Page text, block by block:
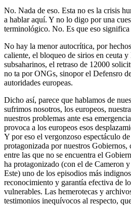
No. Nada de eso. Esta no es la crisis
a hablar aquí. Y no lo digo por una
terminológico. No. Es que eso significa
No hay la menor autocrítica, por
caliente, el bloqueo de sirios en ceuta
subsaharinos, el retraso de 12000
no ta por ONGs, sinopor el Defensro
autoridades europeas.
Dicho así, parece que hablamos de
sufrimos nosotros, los europeos,
nuestros problemas ante esa
provoca a los europeos esos
Y por eso el vergonzoso espectáculo
protagonizada por nuestros Gobiernos,
entre las que no se encuentra el
ha protagonizado (con el de Cameron
Este) uno de los episodios más
reconocimiento y garantía efectiva de
vulnerables. Las hemerotecas y
testimonios inequívocos al respecto,